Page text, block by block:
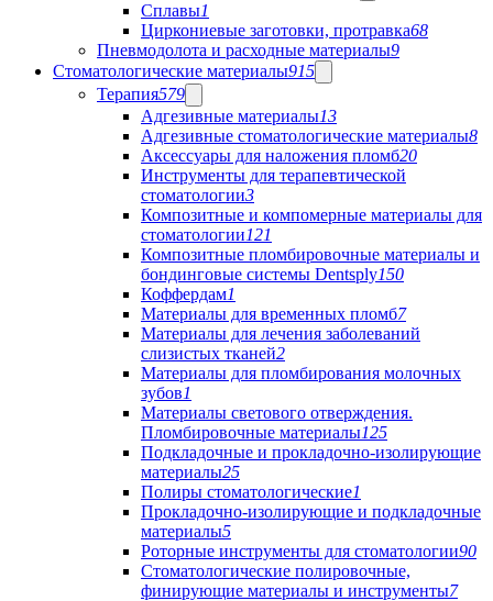
Сплавы1
Циркониевые заготовки, протравка68
Пневмодолота и расходные материалы9
Стоматологические материалы915
Терапия579
Адгезивные материалы13
Адгезивные стоматологические материалы8
Аксессуары для наложения пломб20
Инструменты для терапевтической
стоматологии3
Композитные и компомерные материалы для
стоматологии121
Композитные пломбировочные материалы и
бондинговые системы Dentsply150
Коффердам1
Материалы для временных пломб7
Материалы для лечения заболеваний
слизистых тканей2
Материалы для пломбирования молочных
зубов1
Материалы светового отверждения.
Пломбировочные материалы125
Подкладочные и прокладочно-изолирующие
материалы25
Полиры стоматологические1
Прокладочно-изолирующие и подкладочные
материалы5
Роторные инструменты для стоматологии90
Стоматологические полировочные,
финирующие материалы и инструменты7